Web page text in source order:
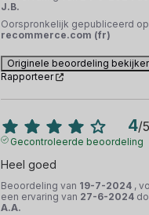
J.B.
Oorspronkelijk gepubliceerd op
recommerce.com (fr)
Originele beoordeling
Rapporteer
4/5
Gecontroleerde beoordeling
Heel goed
Beoordeling van 19-7-2024 ,
een ervaring van 27-6-2024
A.A.